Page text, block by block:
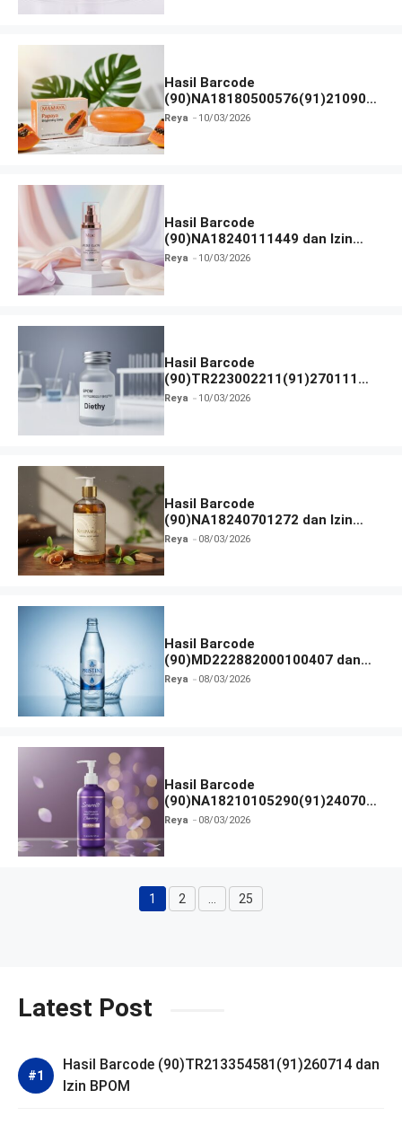
Hasil Barcode
(90)NA18180500576(91)210906
dan Izin BPOM
Reya 10/03/2026
Hasil Barcode
(90)NA18240111449 dan Izin
BPOM
Reya 10/03/2026
Hasil Barcode
(90)TR223002211(91)270111
dan Izin BPOM
Reya 10/03/2026
Hasil Barcode
(90)NA18240701272 dan Izin
BPOM
Reya 08/03/2026
Hasil Barcode
(90)MD222882000100407 dan
Izin BPOM
Reya 08/03/2026
Hasil Barcode
(90)NA18210105290(91)240703
dan Izin BPOM
Reya 08/03/2026
Halaman
1 Halaman
2 … Halaman
25
Latest Post
Hasil Barcode (90)TR213354581(91)260714 dan
Izin BPOM